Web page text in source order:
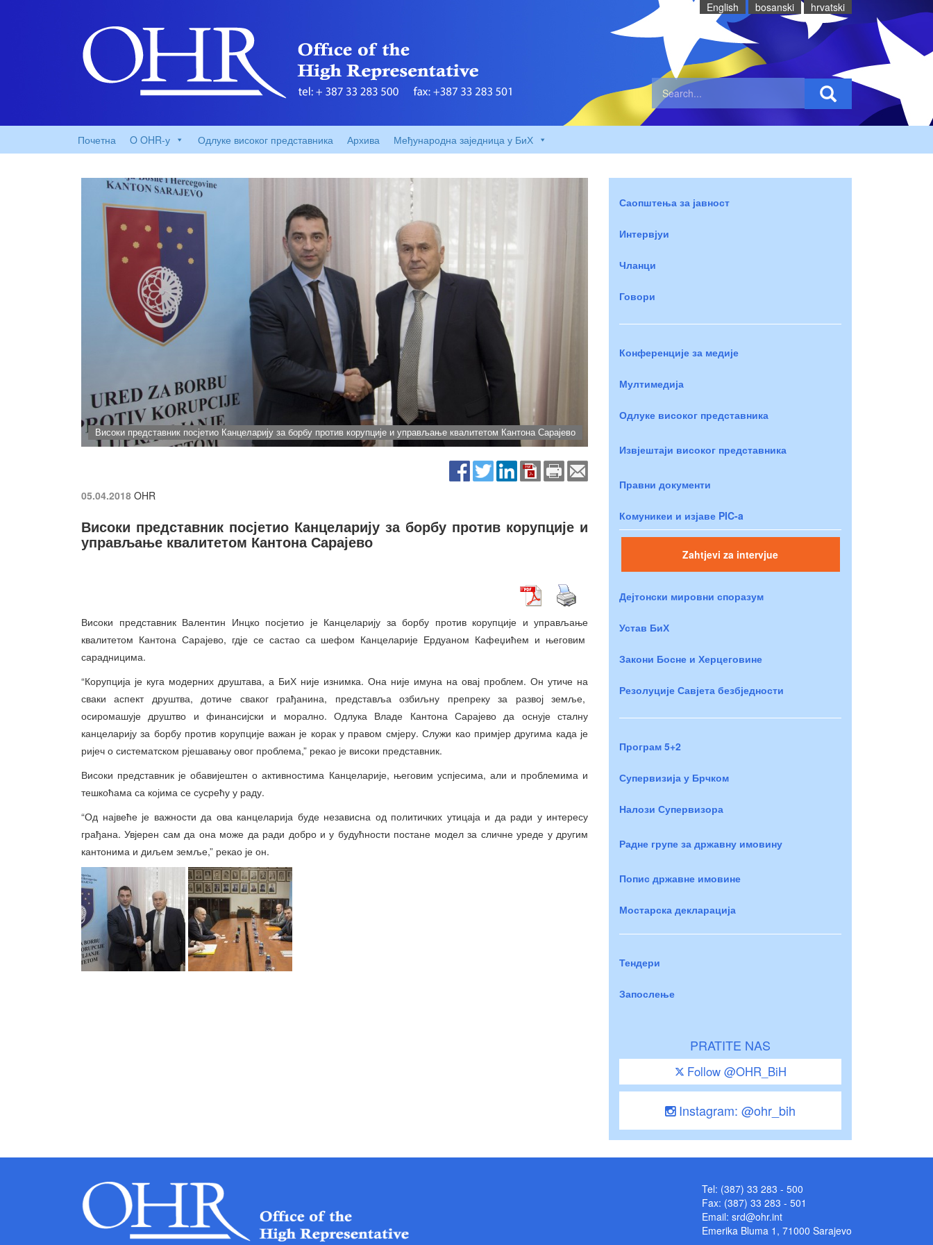
English bosanski hrvatski
Почетна O OHR-у Одлуке високог представника Архива Међународна заједница у БиХ
Високи представник посјетио Канцеларију за борбу против корупције и управљање квалитетом Кантона Сарајево
05.04.2018 OHR
Високи представник посјетио Канцеларију за борбу против корупције и
управљање квалитетом Кантона Сарајево
Високи представник Валентин Инцко посјетио је Канцеларију за борбу против корупције и управљање
квалитетом Кантона Сарајево, гдје се састао са шефом Канцеларије Ердуаном Кафеџићем и његовим
сарадницима.
“Корупција је куга модерних друштава, а БиХ није изнимка. Она није имуна на овај проблем. Он утиче на
сваки аспект друштва, дотиче сваког грађанина, представља озбиљну препреку за развој земље,
осиромашује друштво и финансијски и морално. Одлука Владе Кантона Сарајево да оснује сталну
канцеларију за борбу против корупције важан је корак у правом смјеру. Служи као примјер другима када је
ријеч о систематском рјешавању овог проблема,” рекао је високи представник.
Високи представник је обавијештен о активностима Канцеларије, његовим успјесима, али и проблемима и
тешкоћама са којима се сусрећу у раду.
“Од највеће је важности да ова канцеларија буде независна од политичких утицаја и да ради у интересу
грађана. Увјерен сам да она може да ради добро и у будућности постане модел за сличне уреде у другим
кантонима и диљем земље,” рекао је он.
Саопштења за јавност
Интервјуи
Чланци
Говори
Конференције за медије
Мултимедија
Одлуке високог представника
Извјештаји високог представника
Правни документи
Комуникеи и изјаве PIC-a
Zahtjevi za intervjue
Дејтонски мировни споразум
Устав БиХ
Закони Босне и Херцеговине
Резолуције Савјета безбједности
Програм 5+2
Супервизија у Брчком
Налози Супервизора
Радне групе за државну имовину
Попис државне имовине
Мостарска декларација
Тендери
Запослење
PRATITE NAS
Follow @OHR_BiH
Instagram: @ohr_bih
Tel: (387) 33 283 - 500
Fax: (387) 33 283 - 501
Email: srd@ohr.int
Emerika Bluma 1, 71000 Sarajevo